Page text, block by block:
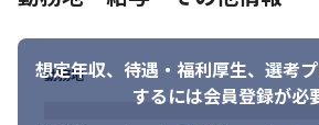
想定年収、待遇・福利厚生、 選考
するには会員登録が必
勤務地